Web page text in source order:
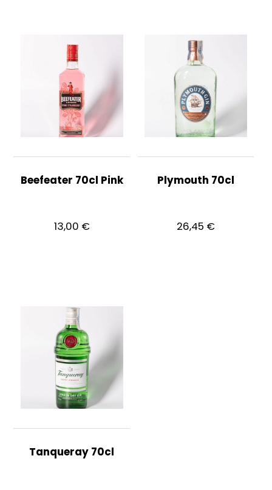
Beefeater 70cl Pink
13,00 €
Plymouth 70cl
26,45 €
Tanqueray 70cl